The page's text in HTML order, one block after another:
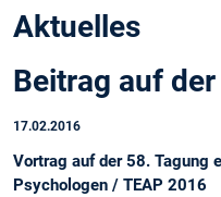
Aktuelles
Beitrag auf
17.02.2016
Vortrag auf der 58. Tagung
Psychologen / TEAP 2016